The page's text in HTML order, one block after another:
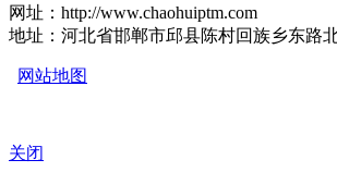
网址：http://www.chaohuiptm.com
地址：河北省邯郸市邱县陈村回族乡东路
网站地图
关闭